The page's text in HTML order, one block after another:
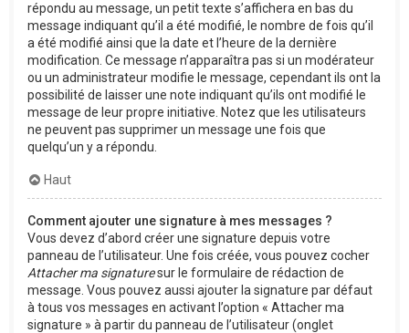
répondu au message, un petit texte s’affichera en bas du
message indiquant qu’il a été modifié, le nombre de fois qu’il
a été modifié ainsi que la date et l’heure de la dernière
modification. Ce message n’apparaîtra pas si un modérateur
ou un administrateur modifie le message, cependant ils ont la
possibilité de laisser une note indiquant qu’ils ont modifié le
message de leur propre initiative. Notez que les utilisateurs
ne peuvent pas supprimer un message une fois que
quelqu’un y a répondu.
Haut
Comment ajouter une signature à mes messages ?
Vous devez d’abord créer une signature depuis votre
panneau de l’utilisateur. Une fois créée, vous pouvez cocher
Attacher ma signaturesur le formulaire de rédaction de
message. Vous pouvez aussi ajouter la signature par défaut
à tous vos messages en activant l’option « Attacher ma
signature » à partir du panneau de l’utilisateur (onglet